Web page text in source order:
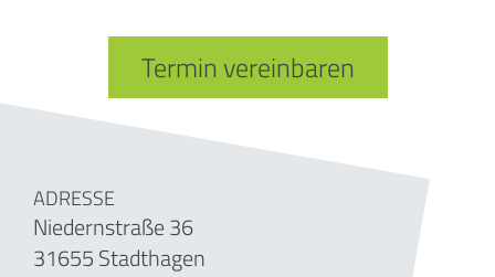
Termin vereinbaren
ADRESSE
Niedernstraße 36
31655 Stadthagen